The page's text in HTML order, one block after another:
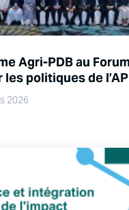
Agri-PDB au Forum
politiques de
2026